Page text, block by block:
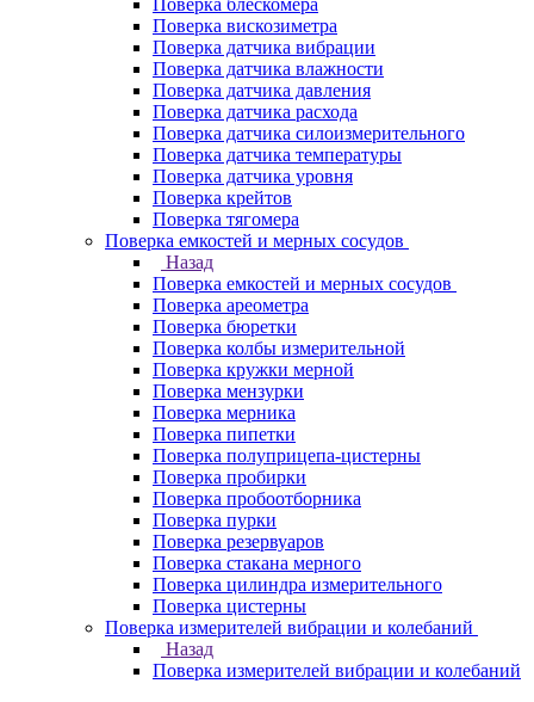
Поверка блескомера
Поверка вискозиметра
Поверка датчика вибрации
Поверка датчика влажности
Поверка датчика давления
Поверка датчика расхода
Поверка датчика силоизмерительного
Поверка датчика температуры
Поверка датчика уровня
Поверка крейтов
Поверка тягомера
Поверка емкостей и мерных сосудов
Назад
Поверка емкостей и мерных сосудов
Поверка ареометра
Поверка бюретки
Поверка колбы измерительной
Поверка кружки мерной
Поверка мензурки
Поверка мерника
Поверка пипетки
Поверка полуприцепа-цистерны
Поверка пробирки
Поверка пробоотборника
Поверка пурки
Поверка резервуаров
Поверка стакана мерного
Поверка цилиндра измерительного
Поверка цистерны
Поверка измерителей вибрации и колебаний
Назад
Поверка измерителей вибрации и колебаний